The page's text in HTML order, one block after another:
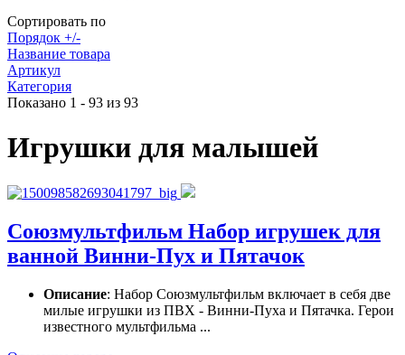
Сортировать по
Порядок +/-
Название товара
Артикул
Категория
Показано 1 - 93 из 93
Игрушки для малышей
Союзмультфильм Набор игрушек для
ванной Винни-Пух и Пятачок
Описание: Набор Союзмультфильм включает в себя две
милые игрушки из ПВХ - Винни-Пуха и Пятачка. Герои
известного мультфильма ...